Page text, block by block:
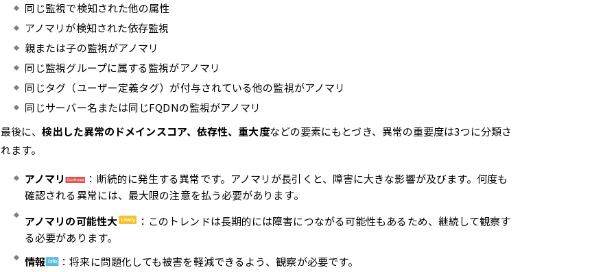
同じ監視で検知された他の属性
アノマリが検知された依存監視
親または子の監視がアノマリ
同じ監視グループに属する監視がアノマリ
同じタグ（ユーザー定義タグ）が付与されている他の監視がアノマリ
同じサーバー名または同じFQDNの監視がアノマリ
最後に、検出した異常のドメインスコア、依存性、重大度などの要素にもとづき、異常の重要度は3つに分類さ
れます。
アノマリ
：断続的に発生する異常です。アノマリが長引くと、障害に大きな影響が及びます。何度も
確認される異常には、最大限の注意を払う必要があります。
アノマリの可能性大
：このトレンドは長期的には障害につながる可能性もあるため、継続して観察す
る必要があります。
情報
：将来に問題化しても被害を軽減できるよう、観察が必要です。